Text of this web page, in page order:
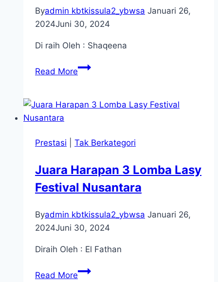
Byadmin kbtkissula2_ybwsa Januari 26,
2024Juni 30, 2024
Di raih Oleh : Shaqeena
Read MoreJuara
Lomba
Nusantara
Prestasi Tak Berkategori
Juara Harapan 3 Lomba Lasy
Festival Nusantara
Byadmin kbtkissula2_ybwsa Januari 26,
2024Juni 30, 2024
Diraih Oleh : El Fathan
Read MoreJuara